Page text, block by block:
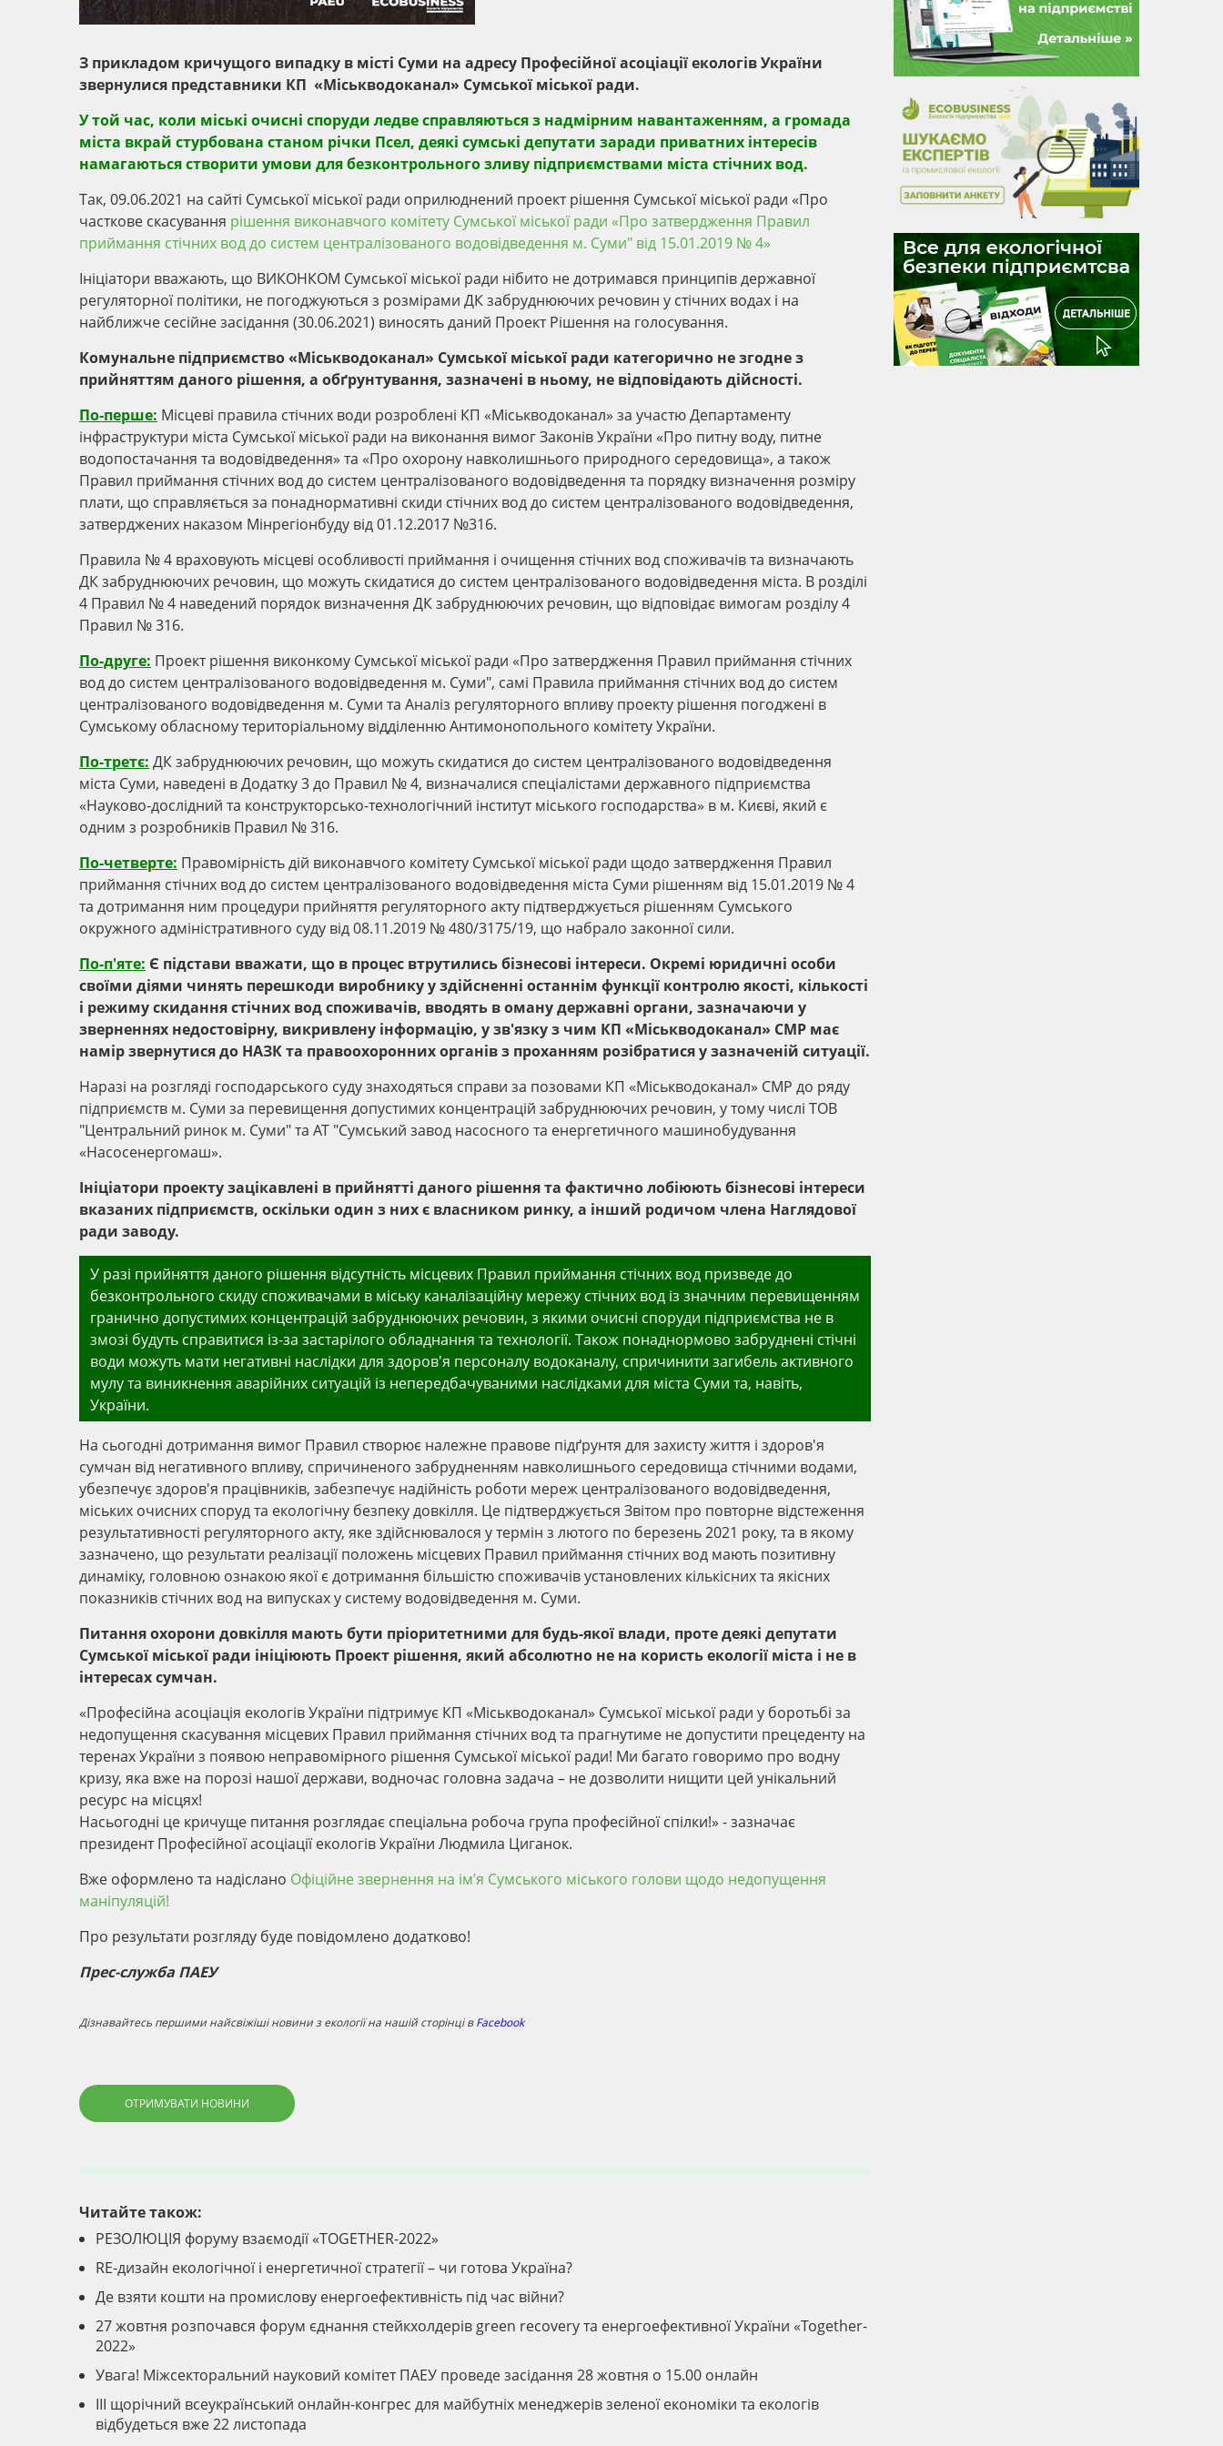
З прикладом кричущого випадку в місті Суми на адресу Професійної асоціації екологів України
звернулися представники КП «Міськводоканал» Сумської міської ради.
У той час, коли міські очисні споруди ледве справляються з надмірним навантаженням, а громада
міста вкрай стурбована станом річки Псел, деякі сумські депутати заради приватних інтересів
намагаються створити умови для безконтрольного зливу підприємствами міста стічних вод.
Так, 09.06.2021 на сайті Сумської міської ради оприлюднений проект рішення Сумської міської ради «Про
часткове скасування рішення виконавчого комітету Сумської міської ради «Про затвердження Правил
приймання стічних вод до систем централізованого водовідведення м. Суми" від 15.01.2019 № 4»
Ініціатори вважають, що ВИКОНКОМ Сумської міської ради нібито не дотримався принципів державної
регуляторної політики, не погоджуються з розмірами ДК забруднюючих речовин у стічних водах і на
найближче сесійне засідання (30.06.2021) виносять даний Проект Рішення на голосування.
Комунальне підприємство «Міськводоканал» Сумської міської ради категорично не згодне з
прийняттям даного рішення, а обґрунтування, зазначені в ньому, не відповідають дійсності.
По-перше: Місцеві правила стічних води розроблені КП «Міськводоканал» за участю Департаменту
інфраструктури міста Сумської міської ради на виконання вимог Законів України «Про питну воду, питне
водопостачання та водовідведення» та «Про охорону навколишнього природного середовища», а також
Правил приймання стічних вод до систем централізованого водовідведення та порядку визначення розміру
плати, що справляється за понаднормативні скиди стічних вод до систем централізованого водовідведення,
затверджених наказом Мінрегіонбуду від 01.12.2017 №316.
Правила № 4 враховують місцеві особливості приймання і очищення стічних вод споживачів та визначають
ДК забруднюючих речовин, що можуть скидатися до систем централізованого водовідведення міста. В розділі
4 Правил № 4 наведений порядок визначення ДК забруднюючих речовин, що відповідає вимогам розділу 4
Правил № 316.
По-друге: Проект рішення виконкому Сумської міської ради «Про затвердження Правил приймання стічних
вод до систем централізованого водовідведення м. Суми", самі Правила приймання стічних вод до систем
централізованого водовідведення м. Суми та Аналіз регуляторного впливу проекту рішення погоджені в
Сумському обласному територіальному відділенню Антимонопольного комітету України.
По-третє: ДК забруднюючих речовин, що можуть скидатися до систем централізованого водовідведення
міста Суми, наведені в Додатку 3 до Правил № 4, визначалися спеціалістами державного підприємства
«Науково-дослідний та конструкторсько-технологічний інститут міського господарства» в м. Києві, який є
одним з розробників Правил № 316.
По-четверте: Правомірність дій виконавчого комітету Сумської міської ради щодо затвердження Правил
приймання стічних вод до систем централізованого водовідведення міста Суми рішенням від 15.01.2019 № 4
та дотримання ним процедури прийняття регуляторного акту підтверджується рішенням Сумського
окружного адміністративного суду від 08.11.2019 № 480/3175/19, що набрало законної сили.
По-п'яте: Є підстави вважати, що в процес втрутились бізнесові інтереси. Окремі юридичні особи
своїми діями чинять перешкоди виробнику у здійсненні останнім функції контролю якості, кількості
і режиму скидання стічних вод споживачів, вводять в оману державні органи, зазначаючи у
зверненнях недостовірну, викривлену інформацію, у зв'язку з чим КП «Міськводоканал» СМР має
намір звернутися до НАЗК та правоохоронних органів з проханням розібратися у зазначеній ситуації.
Наразі на розгляді господарського суду знаходяться справи за позовами КП «Міськводоканал» СМР до ряду
підприємств м. Суми за перевищення допустимих концентрацій забруднюючих речовин, у тому числі ТОВ
"Центральний ринок м. Суми" та АТ "Сумський завод насосного та енергетичного машинобудування
«Насосенергомаш».
Ініціатори проекту зацікавлені в прийнятті даного рішення та фактично лобіюють бізнесові інтереси
вказаних підприємств, оскільки один з них є власником ринку, а інший родичом члена Наглядової
ради заводу.
У разі прийняття даного рішення відсутність місцевих Правил приймання стічних вод призведе до
безконтрольного скиду споживачами в міську каналізаційну мережу стічних вод із значним перевищенням
гранично допустимих концентрацій забруднюючих речовин, з якими очисні споруди підприємства не в
змозі будуть справитися із-за застарілого обладнання та технології. Також понаднормово забруднені стічні
води можуть мати негативні наслідки для здоров'я персоналу водоканалу, спричинити загибель активного
мулу та виникнення аварійних ситуацій із непередбачуваними наслідками для міста Суми та, навіть,
України.
На сьогодні дотримання вимог Правил створює належне правове підґрунтя для захисту життя і здоров'я
сумчан від негативного впливу, спричиненого забрудненням навколишнього середовища стічними водами,
убезпечує здоров'я працівників, забезпечує надійність роботи мереж централізованого водовідведення,
міських очисних споруд та екологічну безпеку довкілля. Це підтверджується Звітом про повторне відстеження
результативності регуляторного акту, яке здійснювалося у термін з лютого по березень 2021 року, та в якому
зазначено, що результати реалізації положень місцевих Правил приймання стічних вод мають позитивну
динаміку, головною ознакою якої є дотримання більшістю споживачів установлених кількісних та якісних
показників стічних вод на випусках у систему водовідведення м. Суми.
Питання охорони довкілля мають бути пріоритетними для будь-якої влади, проте деякі депутати
Сумської міської ради ініціюють Проект рішення, який абсолютно не на користь екології міста і не в
інтересах сумчан.
«Професійна асоціація екологів України підтримує КП «Міськводоканал» Сумської міської ради у боротьбі за
недопущення скасування місцевих Правил приймання стічних вод та прагнутиме не допустити прецеденту на
теренах України з появою неправомірного рішення Сумської міської ради! Ми багато говоримо про водну
кризу, яка вже на порозі нашої держави, водночас головна задача – не дозволити нищити цей унікальний
ресурс на місцях!
Насьогодні це кричуще питання розглядає спеціальна робоча група професійної спілки!» - зазначає
президент Професійної асоціації екологів України Людмила Циганок.
Вже оформлено та надіслано Офіційне звернення на ім’я Сумського міського голови щодо недопущення
маніпуляцій!
Про результати розгляду буде повідомлено додатково!
Прес-служба ПАЕУ
Дізнавайтесь першими найсвіжіші новини з екології на нашій сторінці вFacebook
ОТРИМУВАТИ НОВИНИ
Читайте також:
РЕЗОЛЮЦІЯ форуму взаємодії «TOGETHER-2022»
RE-дизайн екологічної і енергетичної стратегії – чи готова Україна?
Де взяти кошти на промислову енергоефективність під час війни?
27 жовтня розпочався форум єднання стейкхолдерів green recovery та енергоефективної України «Together-
2022»
Увага! Міжсекторальний науковий комітет ПАЕУ проведе засідання 28 жовтня о 15.00 онлайн
III щорічний всеукраїнський онлайн-конгрес для майбутніх менеджерів зеленої економіки та екологів
відбудеться вже 22 листопада